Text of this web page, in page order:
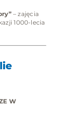
– zajęcia
1000-lecia
W